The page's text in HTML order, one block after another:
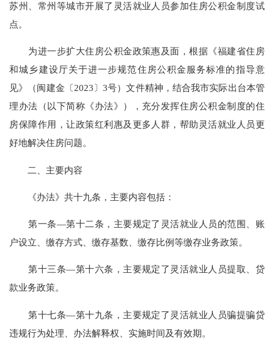
苏州、常州等城市开展了灵活就业人员参加住房公积金制度试
点。
为进一步扩大住房公积金政策惠及面，根据《福建省住房
和城乡建设厅关于进一步规范住房公积金服务标准的指导意
见》（闽建金〔2023〕3号）文件精神，结合我市实际出台本管
理办法（以下简称《办法》），充分发挥住房公积金制度的住
房保障作用，让政策红利惠及更多人群，帮助灵活就业人员更
好地解决住房问题。
二、主要内容
《办法》共十九条，主要内容包括：
第一条—第十二条，主要规定了灵活就业人员的范围、账
户设立、缴存方式、缴存基数、缴存比例等缴存业务政策。
第十三条—第十六条，主要规定了灵活就业人员提取、贷
款业务政策。
第十七条—第十九条，主要规定了灵活就业人员骗提骗贷
违规行为处理、办法解释权、实施时间及有效期。